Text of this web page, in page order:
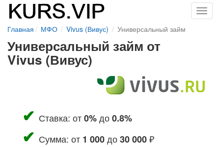
Главная МФО Vivus (Вивус) Универсальный займ
Универсальный займ от
Vivus (Вивус)
Ставка: от0%до0.8%
Сумма: от 1 000до30 000₽